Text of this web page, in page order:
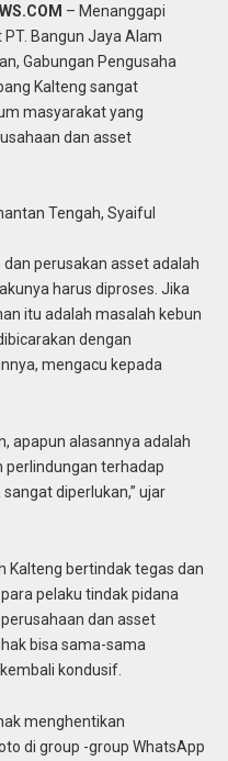
– Menanggapi
Bangun Jaya Alam
Gabungan Pengusaha
Kalteng sangat
masyarakat yang
dan asset
Tengah, Syaiful
perusakan asset adalah
harus diproses. Jika
itu adalah masalah kebun
dengan
mengacu kepada
apapun alasannya adalah
perlindungan terhadap
diperlukan,” ujar
Kalteng bertindak tegas dan
pelaku tindak pidana
dan asset
bisa sama-sama
kondusif.
menghentikan
di group -group WhatsApp